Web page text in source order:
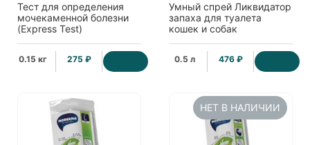
Тест для определения
мочекаменной болезни
(Express Test)
0.15 кг 275 ₽
Умный спрей Ликвидатор
запаха для туалета
кошек и собак
0.5 л 476 ₽
НЕТ В НАЛИЧИИ